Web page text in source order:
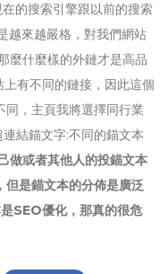
的搜索引擎跟以前的搜索
越來越嚴格，對我們網站
麼什麼樣的外鏈才是高品
有不同的鏈接，因此這個
，主頁我將選擇同行業
結錨文字:不同的錨文本
做或者其他人的投錨文本
是錨文本的分佈是廣泛
SEO優化，那真的很危